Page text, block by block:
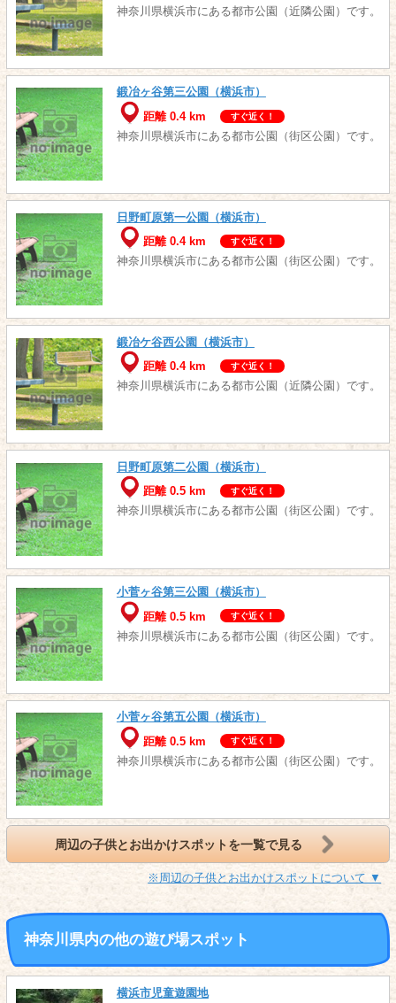
神奈川県横浜市にある都市公園（近隣公園）です。
鍛冶ヶ谷第三公園（横浜市）
距離 0.4 km
すぐ近く！
神奈川県横浜市にある都市公園（街区公園）です。
日野町原第一公園（横浜市）
距離 0.4 km
すぐ近く！
神奈川県横浜市にある都市公園（街区公園）です。
鍛冶ケ谷西公園（横浜市）
距離 0.4 km
すぐ近く！
神奈川県横浜市にある都市公園（近隣公園）です。
日野町原第二公園（横浜市）
距離 0.5 km
すぐ近く！
神奈川県横浜市にある都市公園（街区公園）です。
小菅ヶ谷第三公園（横浜市）
距離 0.5 km
すぐ近く！
神奈川県横浜市にある都市公園（街区公園）です。
小菅ヶ谷第五公園（横浜市）
距離 0.5 km
すぐ近く！
神奈川県横浜市にある都市公園（街区公園）です。
周辺の子供とお出かけスポットを一覧で見る
※周辺の子供とお出かけスポットについて ▼
神奈川県内の他の遊び場スポット
横浜市児童遊園地